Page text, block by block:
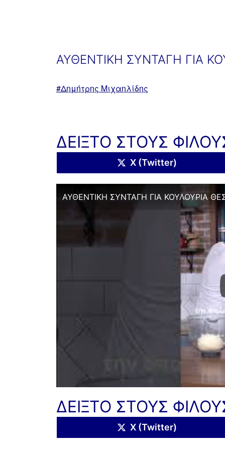
ΑΥΘΕΝΤΙΚΗ ΣΥΝΤΑΓΗ ΓΙΑ
ΜεΔημήτρης Μιχαηλίδης
ΔΕΙΞΤΟ ΣΤΟΥΣ
Share
on
X (Twitter)
ΑΥΘΕΝΤΙΚΗ ΣΥΝΤΑΓΗ ΓΙΑ ΚΟΥΛΟΥΡΙΑ
ΔΕΙΞΤΟ ΣΤΟΥΣ
Share
on
X (Twitter)